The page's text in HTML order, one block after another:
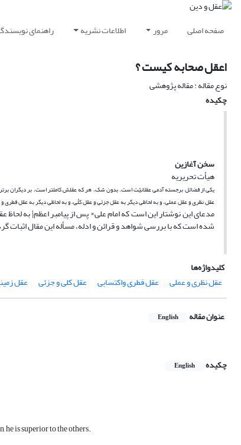
صفحه اصلی مرور اطلاعات نشریه راهنمای
اعقل صحابه کیست ؟
نوع مقاله : مقاله پژوهشی
چکیده
سخن آغازین
هیأت تحریریه
یکى از فضائل برجسته آدمى عقلانیّت است. بدون شک، هر که عقلش کامل‏تر است، بر دیگران
عقل نظرى و عقل عملى، و به لحاظى دیگر به عقل جزئى و عقل کلّى، و به لحاظى دیگر به عقل
مدعاى این نوشتار این است که امام على× پس از پیامبر اعظم| به
شده است که با بررسى شواهد و قرائن و ادله، مسأله این مقال اثبات
کلیدواژه‌ها
عقل نظرى و عملى
عقل فطرى واکتسابى عقل کلى و جزئى عقل
عنوان مقاله English
چکیده English
is superior to the others.